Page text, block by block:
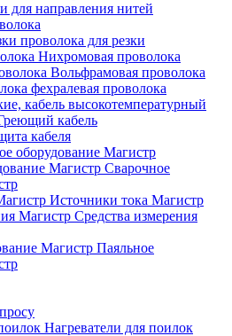
для направления нитей
проволока для резки
Нихромовая проволока
Вольфрамовая проволока
фехралевая проволока
кабель высокотемпературный
кабель
кабеля
оборудование Магистр
Сварочное
Источники тока Магистр
Средства измерения
Паяльное
Нагреватели для поилок